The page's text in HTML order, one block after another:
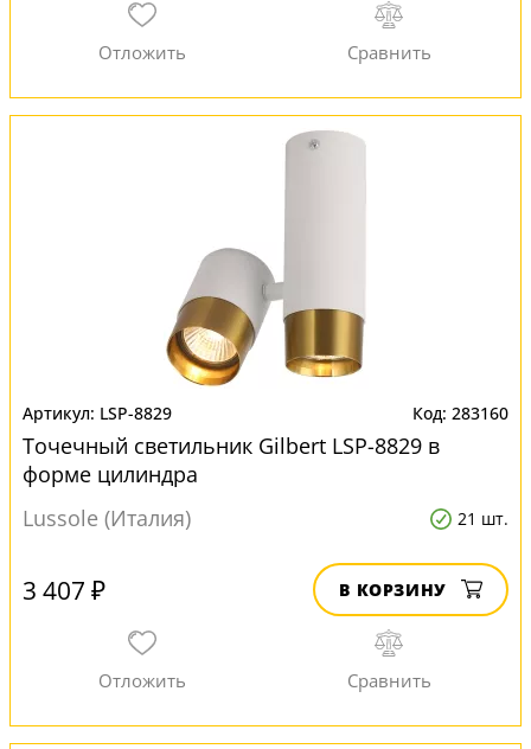
LSP-8829 283160
Точечный светильник Gilbert LSP-8829 в
форме цилиндра
Lussole (Италия)
21 шт.
3 407 ₽ В КОРЗИНУ